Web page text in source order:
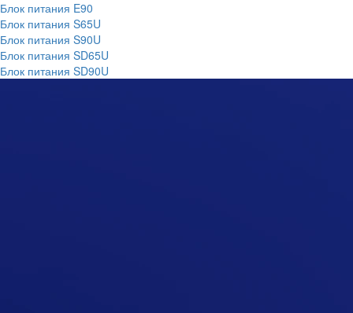
Блок питания E90
Блок питания S65U
Блок питания S90U
Блок питания SD65U
Блок питания SD90U